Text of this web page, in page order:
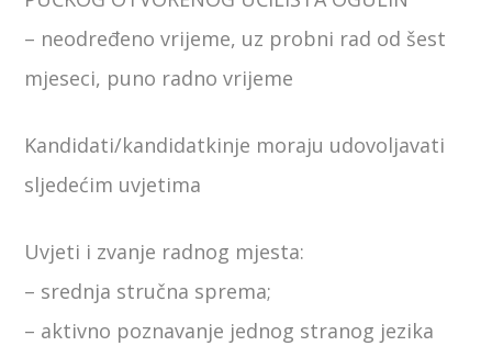
– neodređeno vrijeme, uz probni rad od šest
mjeseci, puno radno vrijeme
Kandidati/kandidatkinje moraju udovoljavati
sljedećim uvjetima
Uvjeti i zvanje radnog mjesta:
– srednja stručna sprema;
– aktivno poznavanje jednog stranog jezika